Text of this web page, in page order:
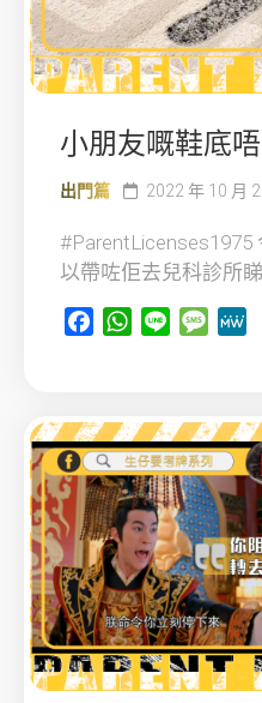
小朋友嘅鞋底
出門篇 2022 年 10 月
以帶咗佢去兒科診所
FacebookWhatsApp
Line